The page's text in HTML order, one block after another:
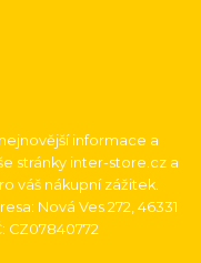
informace a
stránky inter-store.cz a
váš nákupní zážitek.
Nová Ves 272, 46331
CZ07840772